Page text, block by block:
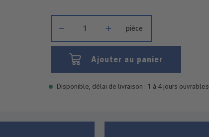
pièce
Ajouter au panier
Disponible, délai de livraison : 1 à 4 jours ouvrables